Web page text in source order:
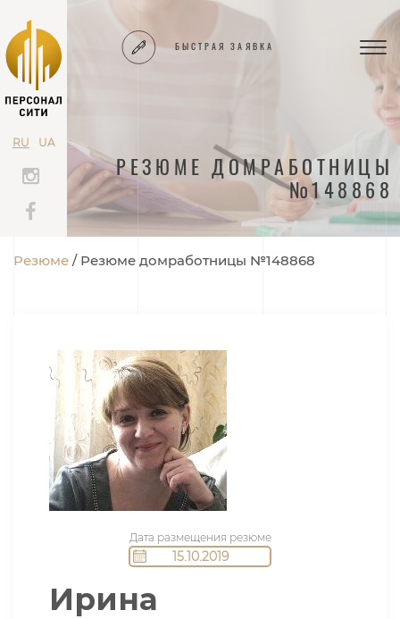
RU UA
БЫСТРАЯ ЗАЯВКА
РЕЗЮМЕ ДОМРАБОТНИЦЫ
№148868
Резюме Резюме домработницы №148868
Дата размещения резюме
15.10.2019
Ирина